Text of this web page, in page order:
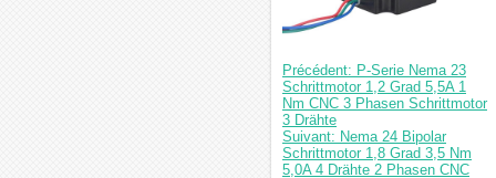
Précédent: P-Serie Nema 23
Schrittmotor 1,2 Grad 5,5A 1
Nm CNC 3 Phasen Schrittmotor
3 Drähte
Suivant: Nema 24 Bipolar
Schrittmotor 1,8 Grad 3,5 Nm
5,0A 4 Drähte 2 Phasen CNC